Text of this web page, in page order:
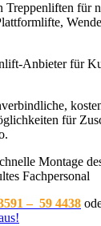
Treppenliften für
Anbieter für
für
Montage
Fachpersonal
– 59 4438